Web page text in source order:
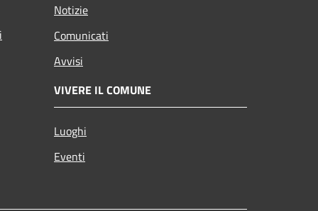
Notizie
Comunicati
Avvisi
VIVERE IL COMUNE
Luoghi
Eventi